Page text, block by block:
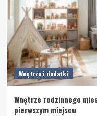
Wnętrze i dodatki
Wnętrze rodzinnego
pierwszym miejscu